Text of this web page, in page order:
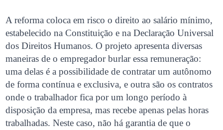
A reforma coloca em risco o direito ao salário mínimo,
estabelecido na Constituição e na Declaração Universal
dos Direitos Humanos. O projeto apresenta diversas
maneiras de o empregador burlar essa remuneração:
uma delas é a possibilidade de contratar um autônomo
de forma contínua e exclusiva, e outra são os contratos
onde o trabalhador fica por um longo período à
disposição da empresa, mas recebe apenas pelas horas
trabalhadas. Neste caso, não há garantia de que o